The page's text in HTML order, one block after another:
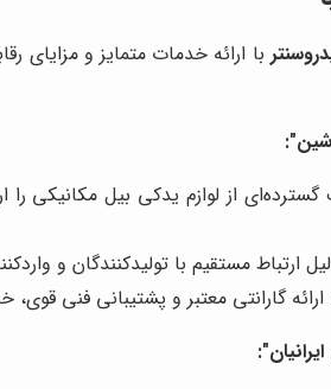
با ارائه خدمات متمایز و مزایای
از لوازم یدکی بیل مکانیکی را
ارتباط مستقیم با تولیدکنندگان و
ارائه گارانتی معتبر و پشتیبانی فنی